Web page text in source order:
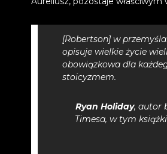
[Robertson] w
opisuje wielkie życie
obowiązkowa dla
stoicyzmem.
Ryan Holiday, autor
Timesa, w tym książki